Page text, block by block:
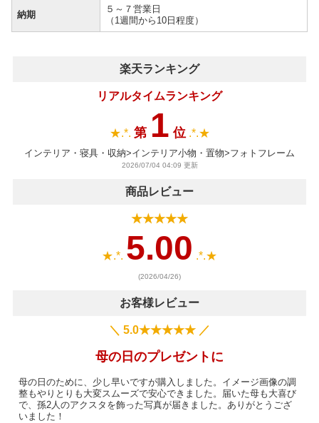
納期
５～７営業日
（1週間から10日程度）
楽天ランキング
リアルタイムランキング
★.*. 第 1 位.*.★
インテリア・寝具・収納>インテリア小物・置物>フォトフレーム
2026/07/04 04:09 更新
商品レビュー
★★★★★
★.*. 5.00 .*.★
(2026/04/26)
お客様レビュー
＼ 5.0★★★★★ ／
母の日のプレゼントに
母の日のために、少し早いですが購入しました。イメージ画像の調
整もやりとりも大変スムーズで安心できました。届いた母も大喜び
で、孫2人のアクスタを飾った写真が届きました。ありがとうござ
いました！